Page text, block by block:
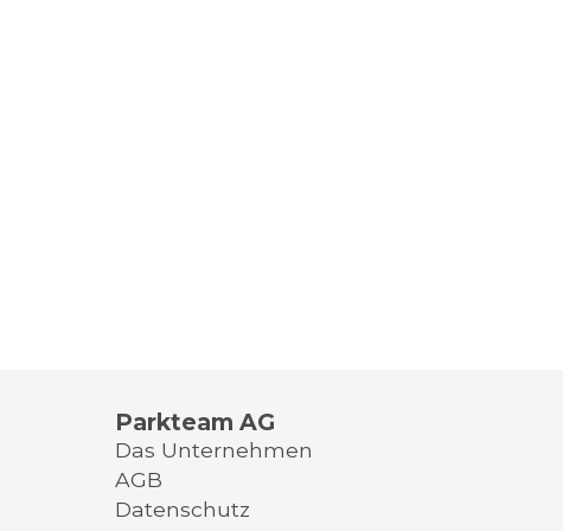
Parkteam AG
Das Unternehmen
AGB
Datenschutz